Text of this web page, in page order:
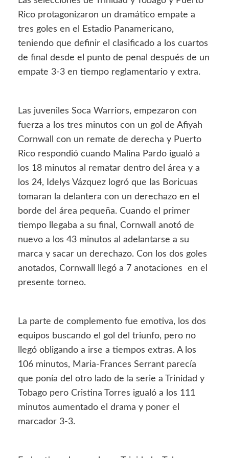
Rico protagonizaron un dramático empate a
tres goles en el Estadio Panamericano,
teniendo que definir el clasificado a los cuartos
de final desde el punto de penal después de un
empate 3-3 en tiempo reglamentario y extra.
Las juveniles Soca Warriors, empezaron con
fuerza a los tres minutos con un gol de Afiyah
Cornwall con un remate de derecha y Puerto
Rico respondió cuando Malina Pardo igualó a
los 18 minutos al rematar dentro del área y a
los 24, Idelys Vázquez logró que las Boricuas
tomaran la delantera con un derechazo en el
borde del área pequeña. Cuando el primer
tiempo llegaba a su final, Cornwall anotó de
nuevo a los 43 minutos al adelantarse a su
marca y sacar un derechazo. Con los dos goles
anotados, Cornwall llegó a 7 anotaciones en el
presente torneo.
La parte de complemento fue emotiva, los dos
equipos buscando el gol del triunfo, pero no
llegó obligando a irse a tiempos extras. A los
106 minutos, Maria-Frances Serrant parecía
que ponía del otro lado de la serie a Trinidad y
Tobago pero Cristina Torres igualó a los 111
minutos aumentado el drama y poner el
marcador 3-3.